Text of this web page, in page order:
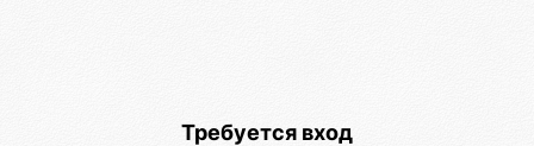
Требуется вход